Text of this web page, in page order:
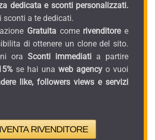
dedicata e sconti personalizzati.
sconti a te dedicati.
Gratuitacomerivenditoree
di ottenere un clone del sito.
ora Sconti immediati a partire
se hai una web agency o vuoi
like, followers views e servizi
RIVENDITORE